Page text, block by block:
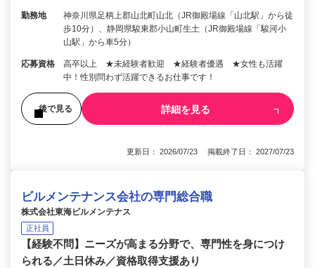
勤務地
神奈川県足柄上郡山北町山北（JR御殿場線「山北駅」から徒
歩10分）、静岡県駿東郡小山町生土（JR御殿場線「駿河小
山駅」から車5分）
応募資格
高卒以上 ★未経験者歓迎 ★経験者優遇 ★女性も活躍
中！性別問わず活躍できるお仕事です！
後で見る 詳細を見る
更新日： 2026/07/23 掲載終了日： 2027/07/23
ビルメンテナンス会社の専門総合職
株式会社東海ビルメンテナス
正社員
【経験不問】ニーズが高まる分野で、専門性を身につけ
られる／土日休み／資格取得支援あり